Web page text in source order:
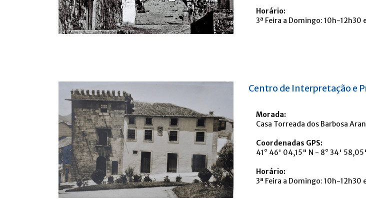
Horário:
3ª Feira a Domingo: 10h-12h30
Centro de Interpretação e
Morada:
Casa Torreada dos Barbosa
Coordenadas GPS:
41° 46' 04,15" N - 8° 34'
Horário:
3ª Feira a Domingo: 10h-12h30